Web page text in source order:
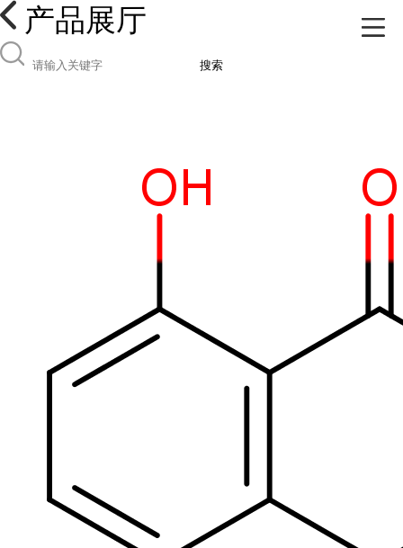
产品展厅
搜索